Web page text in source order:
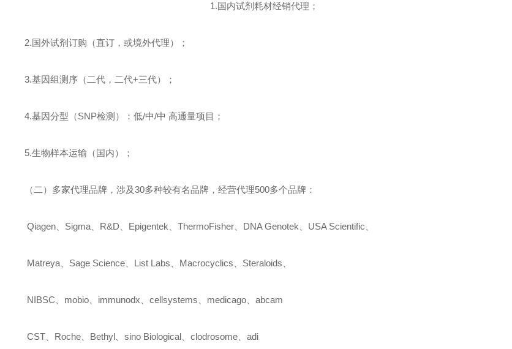
1.国内试剂耗材经销代理；
2.国外试剂订购（直订，或境外代理）；
3.基因组测序（二代，二代+三代）；
4.基因分型（SNP检测）：低/中/中 高通量项目；
5.生物样本运输（国内）；
（二）多家代理品牌，涉及30多种较有名品牌，经营代理500多个品牌：
Qiagen Sigma R&D Epigentek 、ThermoFisher DNA Genotek USA Scientific
Matreya Sage Science List Labs Macrocyclics Steraloids
NIBSC mobio immunodx 、cellsystems medicago 、abcam
CST Roche Bethyl 、sino Biological 、clodrosome 、adi